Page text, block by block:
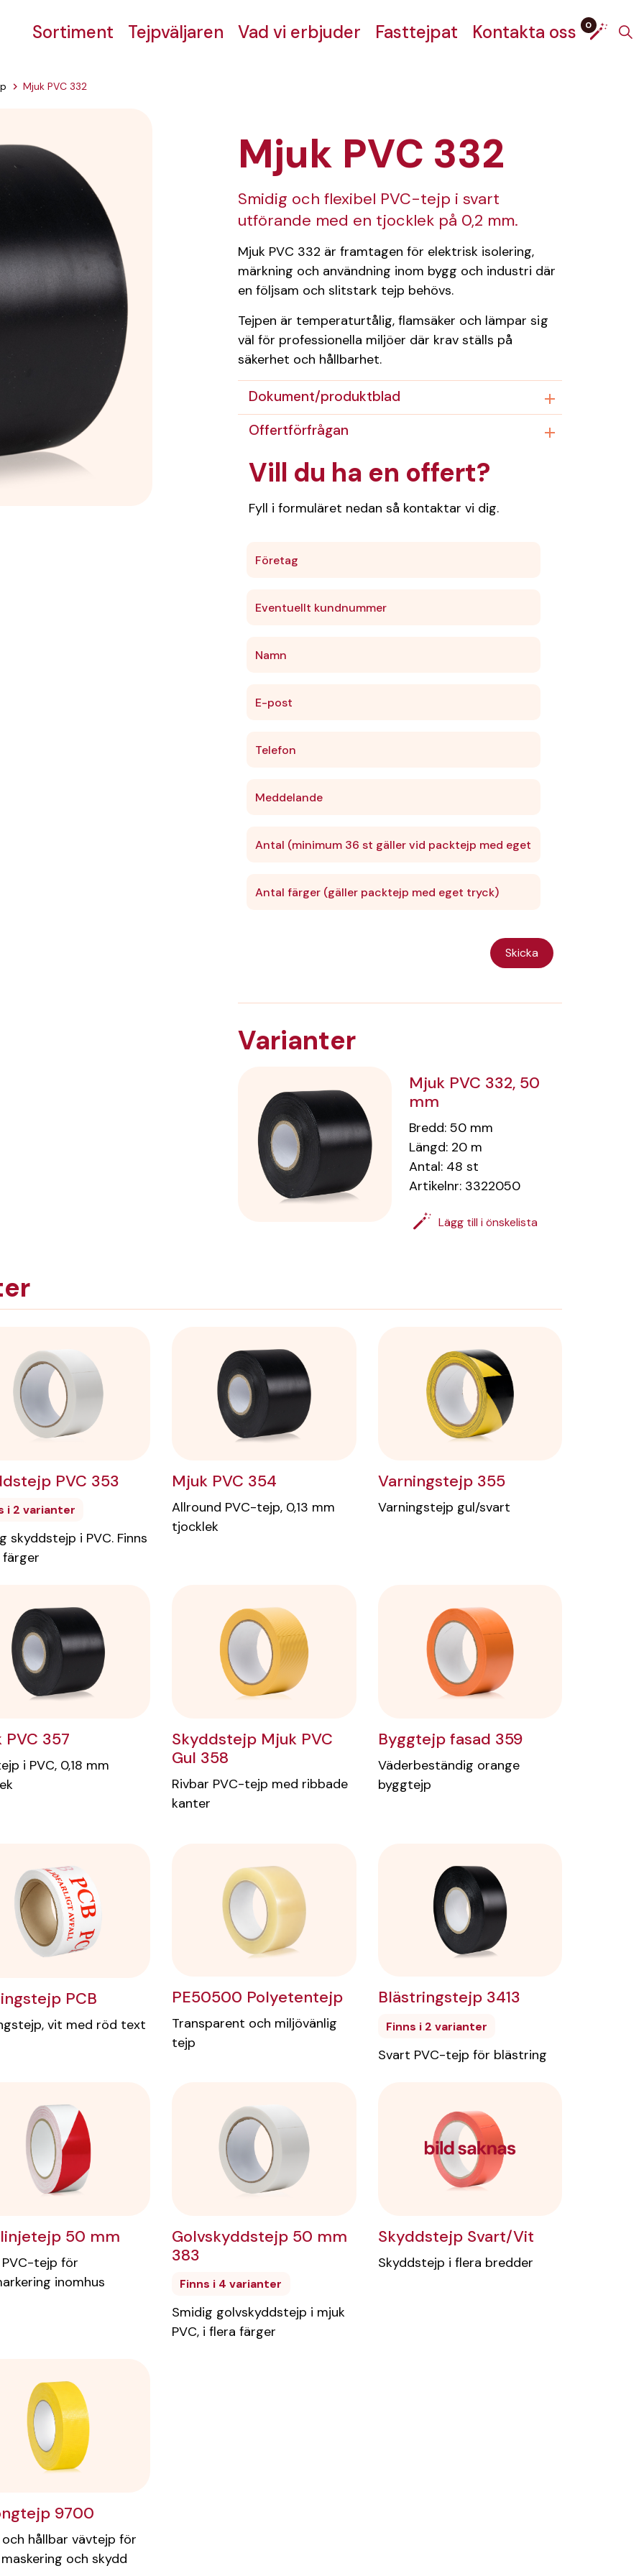
Sortiment Tejpväljaren Vad vi erbjuder Fasttejpat Kontakta oss 0
Mjuk PVC 332
Mjuk PVC 332
Smidig och flexibel PVC-tejp i svart
utförande med en tjocklek på 0,2 mm.
Mjuk PVC 332 är framtagen för elektrisk isolering,
märkning och användning inom bygg och industri där
en följsam och slitstark tejp behövs.
Tejpen är temperaturtålig, flamsäker och lämpar sig
väl för professionella miljöer där krav ställs på
säkerhet och hållbarhet.
Dokument/produktblad
Offertförfrågan
Vill du ha en offert?
Fyll i formuläret nedan så kontaktar vi dig.
Varianter
Mjuk PVC 332, 50
mm
Bredd: 50mm
Längd: 20m
Antal: 48 st
Artikelnr: 3322050
Lägg till i önskelista
PVC 353
i 2 varianter
skyddstejp i PVC. Finns
färger
Mjuk PVC 354
Allround PVC-tejp, 0,13 mm
tjocklek
Varningstejp 355
Varningstejp gul/svart
PVC 357
i PVC, 0,18 mm
Skyddstejp Mjuk PVC
Gul 358
Rivbar PVC-tejp med ribbade
kanter
Byggtejp fasad 359
Väderbeständig orange
byggtejp
PCB
vit med röd text
PE50500 Polyetentejp
Transparent och miljövänlig
tejp
Blästringstejp 3413
Finns i 2 varianter
Svart PVC-tejp för blästring
50 mm
tejp för
inomhus
Golvskyddstejp 50 mm
383
Finns i 4 varianter
Smidig golvskyddstejp i mjuk
PVC, i flera färger
Skyddstejp Svart/Vit
Skyddstejp i flera bredder
9700
hållbar vävtejp för
och skydd